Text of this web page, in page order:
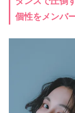
個性をメンバ